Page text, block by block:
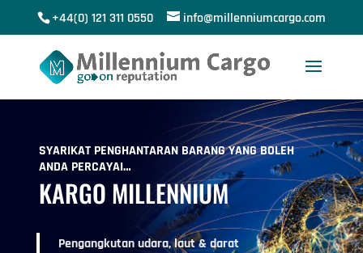
+44(0) 121 311 0550 info@millenniumcargo.com
SYARIKAT PENGHANTARAN BARANG YANG BOLEH
ANDA PERCAYAI…
KARGO MILLENNIUM
Pengangkutan udara, laut & darat